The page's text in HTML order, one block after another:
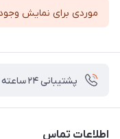
موردی برای نمایش وجود
پشتیبانی ۲۴ ساعته
اطلاعات تماس